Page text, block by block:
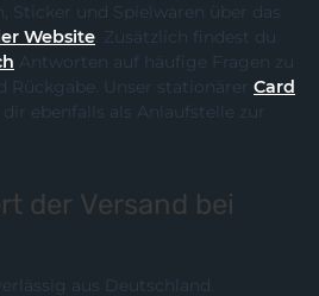
Shop für Sammelkarten, Sticker und Spielwaren über das
Website. Zusätzlich findest du
Antworten auf häufige Fragen zu
Rückgabe. Unser stationärer Card
ebenfalls als Anlaufstelle zur
der Versand bei
aus Deutschland.